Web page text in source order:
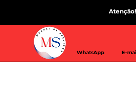
WhatsApp E-